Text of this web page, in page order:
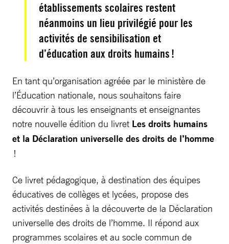
établissements scolaires restent
néanmoins un lieu privilégié pour les
activités de sensibilisation et
d’éducation aux droits humains !
En tant qu’organisation agréée par le ministère de
l’Éducation nationale, nous souhaitons faire
découvrir à tous les enseignants et enseignantes
notre nouvelle édition du livret Les droits humains
et la Déclaration universelle des droits de l’homme
!
Ce livret pédagogique, à destination des équipes
éducatives de collèges et lycées, propose des
activités destinées à la découverte de la Déclaration
universelle des droits de l’homme. Il répond aux
programmes scolaires et au socle commun de